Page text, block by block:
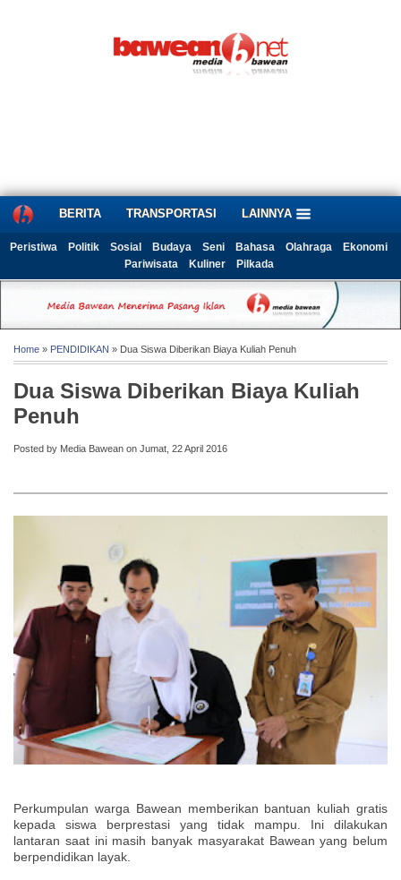
BERITA TRANSPORTASI LAINNYA
Peristiwa Politik Sosial Budaya Seni Bahasa Olahraga
Ekonomi
Pariwisata
Kuliner Pilkada
Home » PENDIDIKAN » Dua Siswa Diberikan Biaya Kuliah Penuh
Dua Siswa Diberikan Biaya Kuliah
Penuh
Posted by Media Bawean on Jumat, 22 April 2016
Perkumpulan warga Bawean memberikan bantuan kuliah gratis
kepada siswa berprestasi yang tidak mampu. Ini dilakukan
lantaran saat ini masih banyak masyarakat Bawean yang belum
berpendidikan layak.